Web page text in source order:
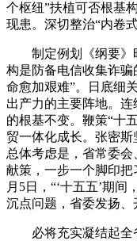
个枢纽”扶植可否根基
现患。深切整治“内卷式
制定例划《纲要》
构是防备电信收集诈
命愈加艰难”。日底细
出产力的主要阵地。
的根基不变。鞭策“十
贸一体化成长。张密
总体考虑是，省常委
献策，一步一个脚印把
月5日，“‘十五五’期
沉点问题，省委发扬、
必将充实凝结起全